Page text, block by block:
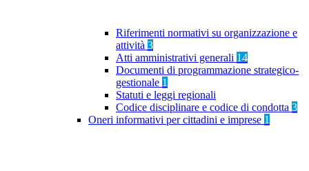
Riferimenti normativi su organizzazione e
attività 3
Atti amministrativi generali 14
Documenti di programmazione strategico-
gestionale 1
Statuti e leggi regionali
Codice disciplinare e codice di condotta 3
Oneri informativi per cittadini e imprese 1